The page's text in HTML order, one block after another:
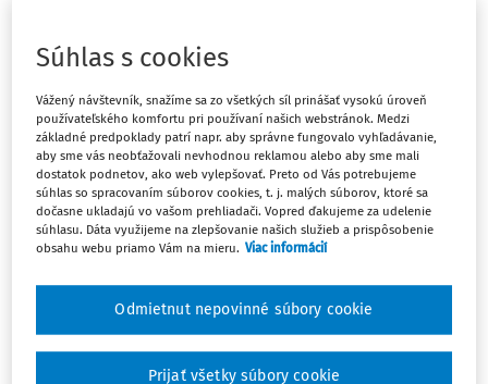
Ups, zatiaľ ste si prečítali len
začiatok...
Celý odborný obsah z tejto oblasti je
dostupný predplatiteľom portálu.
obsahu a získajte prístup na 10 dní
zdarma, stačí sa len zaregistrovať.
Vďaka registrácii získate prístup aj k
Súhlas s cookies
Vážený návštevník, snažíme sa zo všetkých síl prinášať vysokú úroveň
používateľského komfortu pri používaní našich webstránok. Medzi
základné predpoklady patrí napr. aby správne fungovalo vyhľadávanie,
aby sme vás neobťažovali nevhodnou reklamou alebo aby sme mali
dostatok podnetov, ako web vylepšovať. Preto od Vás potrebujeme
súhlas so spracovaním súborov cookies, t. j. malých súborov, ktoré sa
dočasne ukladajú vo vašom prehliadači. Vopred ďakujeme za udelenie
súhlasu. Dáta využijeme na zlepšovanie našich služieb a prispôsobenie
obsahu webu priamo Vám na mieru. Viac informácií
Odmietnut nepovinné súbory cookie
Prijať všetky súbory cookie